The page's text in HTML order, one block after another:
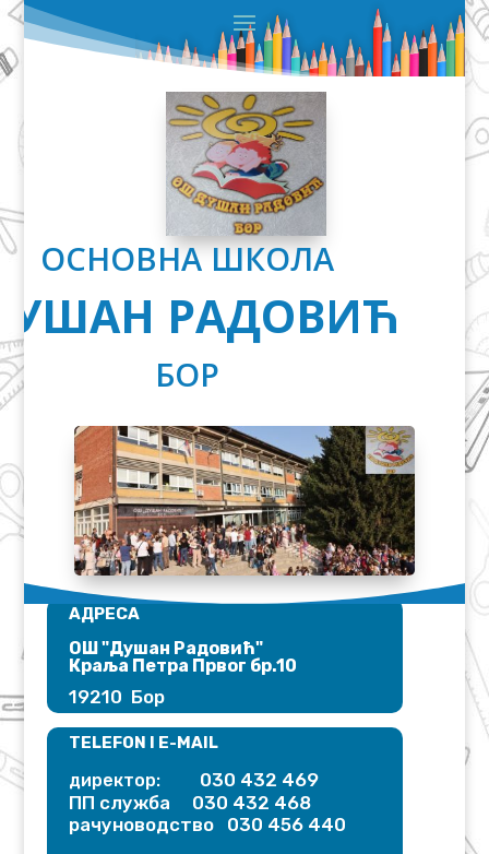
ОСНОВНА ШКОЛА
РАДОВИЋ
БОР
АДРЕСА
ОШ "Душан Радовић"​
Краља Петра Првог бр.10
19210 Бор
TELEFON I E-MAIL
директор: 030 432 469
ПП служба 030 432 468
рачуноводство 030 456 440